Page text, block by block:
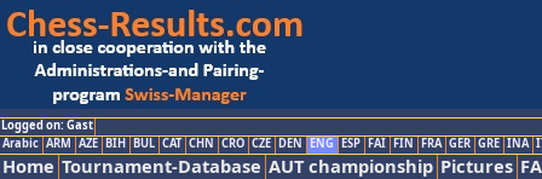
Logged on: Gast
Arabic ARM AZE BIH BUL CAT CHN CRO CZE DEN ENG ESP FAI FIN FRA GER GRE INA
Home Tournament-Database AUT championship Pictures